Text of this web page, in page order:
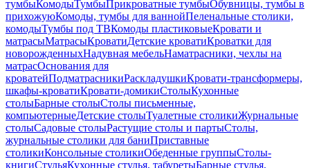
тумбыКомодыТумбыПрикроватные тумбыОбувницы, тумбы в
прихожуюКомоды, тумбы для ваннойПеленальные столики,
комодыТумбы под ТВКомоды пластиковыеКровати и
матрасыМатрасыКроватиДетские кроватиКроватки для
новорожденныхНадувная мебельНаматрасники, чехлы на
матрасОснования для
кроватейПодматрасникиРаскладушкиКровати-трансформеры,
шкафы-кроватиКровати-домикиСтолыКухонные
столыБарные столыСтолы письменные,
компьютерныеДетские столыТуалетные столикиЖурнальные
столыСадовые столыРастущие столы и партыСтолы,
журнальные столики для баниПриставные
столикиКонсольные столикиОбеденные группыСтолы-
книгиСтульяКухонные стулья, табуретыБарные стулья,